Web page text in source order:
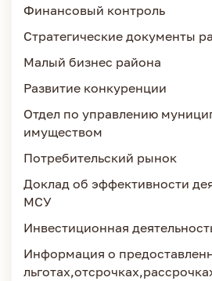
Финансовый контроль
Стратегические документы
Малый бизнес района
Развитие конкуренции
Отдел по управлению
имуществом
Потребительский рынок
Доклад об эффективности
МСУ
Инвестиционная
Информация о